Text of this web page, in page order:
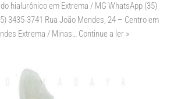
hialurônico em Extrema / MG WhatsApp (35)
3435-3741 Rua João Mendes, 24 – Centro em
Extrema / Minas… Continue a ler »